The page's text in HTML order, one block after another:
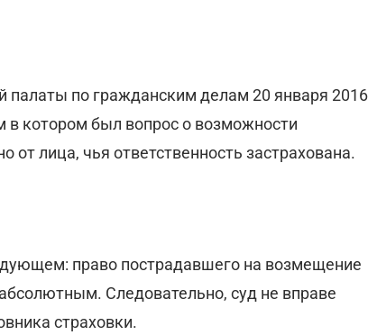
палаты по гражданским делам 20 января 2016
котором был вопрос о возможности
лица, чья ответственность застрахована.
право пострадавшего на возмещение
Следовательно, суд не вправе
страховки.